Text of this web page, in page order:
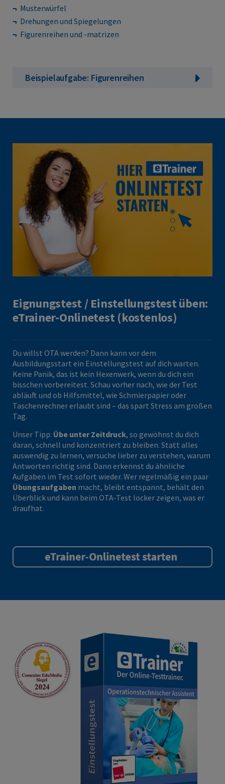
Musterwürfel
Drehungen und Spiegelungen
Figurenreihen und -matrizen
Beispielaufgabe: Figurenreihen
Eignungstest / Einstellungstest üben:
eTrainer-Onlinetest (kostenlos)
Du willst OTA werden? Dann kann vor dem
Ausbildungsstart ein Einstellungstest auf dich warten.
Keine Panik, das ist kein Hexenwerk, wenn du dich ein
bisschen vorbereitest. Schau vorher nach, wie der Test
abläuft und ob Hilfsmittel, wie Schmierpapier oder
Taschenrechner erlaubt sind – das spart Stress am großen
Tag.
Unser Tipp: Übe unter Zeitdruck, so gewöhnst du dich
daran, schnell und konzentriert zu bleiben. Statt alles
auswendig zu lernen, versuche lieber zu verstehen, warum
Antworten richtig sind. Dann erkennst du ähnliche
Aufgaben im Test sofort wieder. Wer regelmäßig ein paar
Übungsaufgaben macht, bleibt entspannt, behält den
Überblick und kann beim OTA-Test locker zeigen, was er
draufhat.